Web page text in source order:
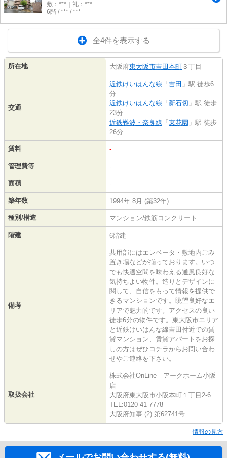
敷：***｜礼：***
6階 / *** / ***
全4件を表示する
所在地 大阪府東大阪市吉田本町 ３丁目
交通
近鉄けいはんな線 「 吉田 」駅 徒歩6
分
近鉄けいはんな線 「 新石切 」駅 徒歩
23分
近鉄難波・奈良線 「 東花園 」駅 徒歩
26分
賃料 -
管理費等 -
面積 -
築年数 1994年 8月 (築32年)
種別/構造 マンション/鉄筋コンクリート
階建 6階建
備考
共用部にはエレベータ・敷地内ごみ
置き場などが揃っております。いつ
でも快適空間を味わえる通風良好な
気持ちよい物件。造りとデザインに
関して、自信をもって情報を提供で
きるマンションです。眺望良好なエ
リアで魅力的です。アクセスの良い
徒歩6分の物件です。東大阪市エリア
と近鉄けいはんな線吉田付近での賃
貸マンション、賃貸アパートをお探
しの方はぜひコチラからお問い合わ
せやご連絡を下さい。
取扱会社
株式会社OnLine アークホーム小阪
店
大阪府東大阪市小阪本町１丁目2-6
TEL:0120-41-7778
大阪府知事 (2) 第62741号
情報の見方